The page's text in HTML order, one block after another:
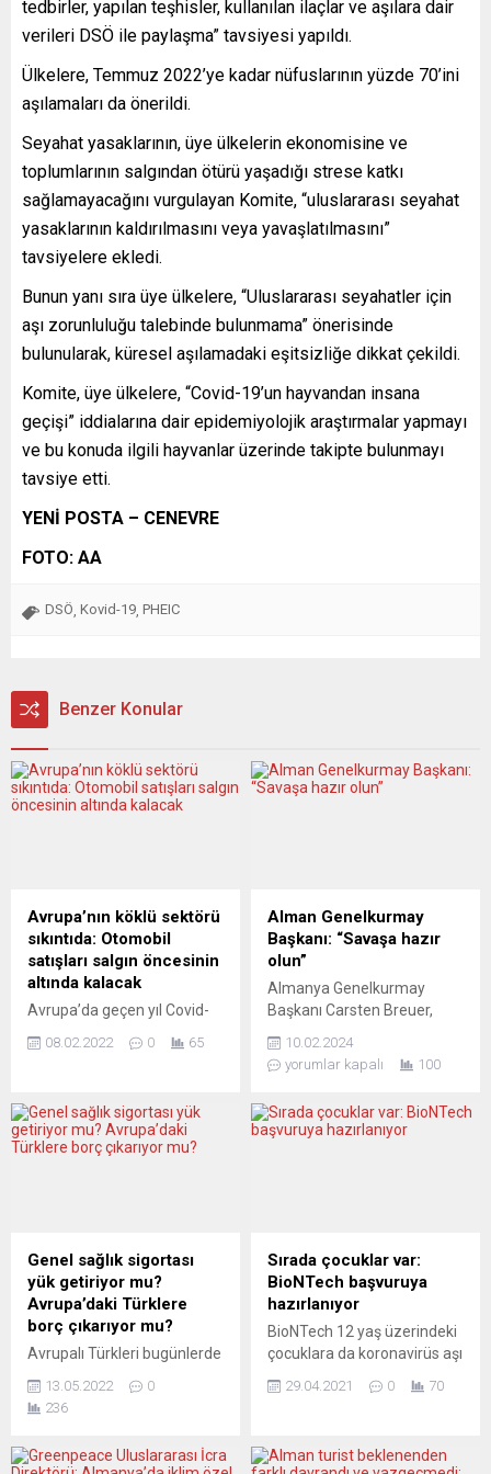
tedbirler, yapılan teşhisler, kullanılan ilaçlar ve aşılara dair
verileri DSÖ ile paylaşma” tavsiyesi yapıldı.
Ülkelere, Temmuz 2022’ye kadar nüfuslarının yüzde 70’ini
aşılamaları da önerildi.
Seyahat yasaklarının, üye ülkelerin ekonomisine ve
toplumlarının salgından ötürü yaşadığı strese katkı
sağlamayacağını vurgulayan Komite, “uluslararası seyahat
yasaklarının kaldırılmasını veya yavaşlatılmasını”
tavsiyelere ekledi.
Bunun yanı sıra üye ülkelere, “Uluslararası seyahatler için
aşı zorunluluğu talebinde bulunmama” önerisinde
bulunularak, küresel aşılamadaki eşitsizliğe dikkat çekildi.
Komite, üye ülkelere, “Covid-19’un hayvandan insana
geçişi” iddialarına dair epidemiyolojik araştırmalar yapmayı
ve bu konuda ilgili hayvanlar üzerinde takipte bulunmayı
tavsiye etti.
YENİ POSTA – CENEVRE
FOTO: AA
DSÖ Kovid-19 PHEIC
Benzer Konular
Avrupa’nın köklü sektörü
sıkıntıda: Otomobil
satışları salgın öncesinin
altında kalacak
Avrupa’da geçen yıl Covid-
gerileyen otomobil
kalacağı tahmin ediliyor.
Avrupa Otomobil Üreticileri
yeni otomobil satışlarının çip
kıtlığı nedeniyle gerilediği
anımsatılan açıklamada, çip
arzının...
08.02.2022 0 65
Alman Genelkurmay
Başkanı: “Savaşa hazır
olun”
Almanya Genelkurmay
Başkanı Carsten Breuer,
ordunun beş yıl içinde
“savaşa hazır” hale gelmesi
Genelkurmay Başkanı
Korgeneral Carsten Breuer,
hale gelmesi gerektiğini dile
getirdi. Breuer, Welt am
Sonntag gazetesine verdiği
röportajda, “Bu beş yıl...
10.02.2024
yorumlar kapalı
100
Genel sağlık sigortası
yük getiriyor mu?
Avrupa’daki Türklere
borç çıkarıyor mu?
Avrupalı Türkleri bugünlerde
sizlerle paylaşmak istedim.
Konu sağlık sigortası
yaşadığınız ülkeye
13.05.2022
0
236
Sırada çocuklar var:
BioNTech başvuruya
hazırlanıyor
BioNTech 12 yaş üzerindeki
çocuklara da koronavirüs aşı
EMA’ya başvurmaya
halinde yaz tatilinde
29.04.2021 0 70